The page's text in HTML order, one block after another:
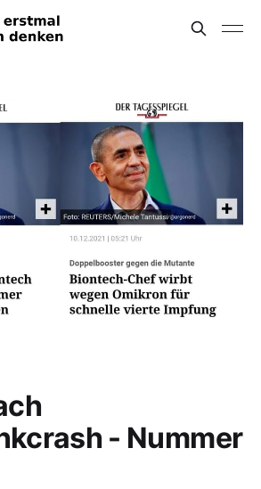
- Nummer